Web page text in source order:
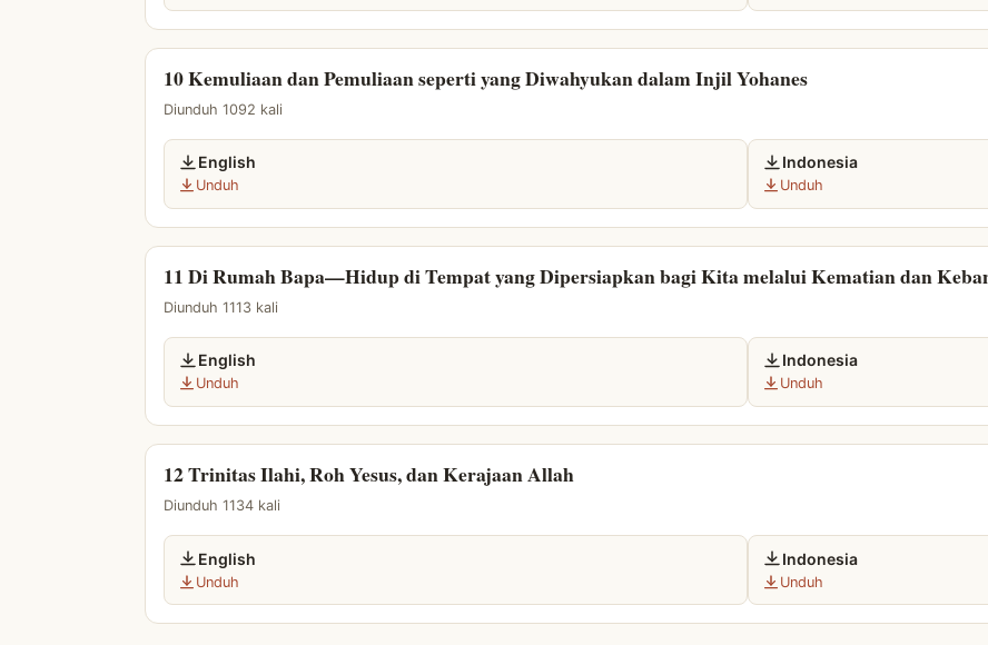
10 Kemuliaan dan Pemuliaan seperti yang Diwahyukan dalam Injil Yohanes
Diunduh 1092 kali
English
Unduh
Indonesia
Unduh
11 Di Rumah Bapa—Hidup di Tempat yang Dipersiapkan bagi Kita melalui Kematian dan
Diunduh 1113 kali
English
Unduh
Indonesia
Unduh
12 Trinitas Ilahi, Roh Yesus, dan Kerajaan Allah
Diunduh 1134 kali
English
Unduh
Indonesia
Unduh